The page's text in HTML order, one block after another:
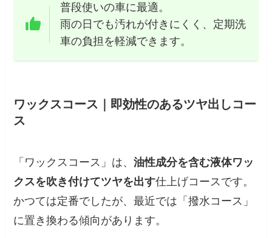
普段使いの車に最適。
雨の日でも汚れが付きにくく、定期洗
車の負担を軽減できます。
ワックスコース｜即効性のあるツヤ出しコー
ス
「ワックスコース」は、油性成分を含む液体ワッ
クスを吹き付けてツヤを出す仕上げコースです。
かつては定番でしたが、最近では「撥水コース」
に置き換わる傾向があります。